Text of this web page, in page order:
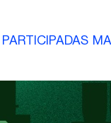
PARTICIPADAS